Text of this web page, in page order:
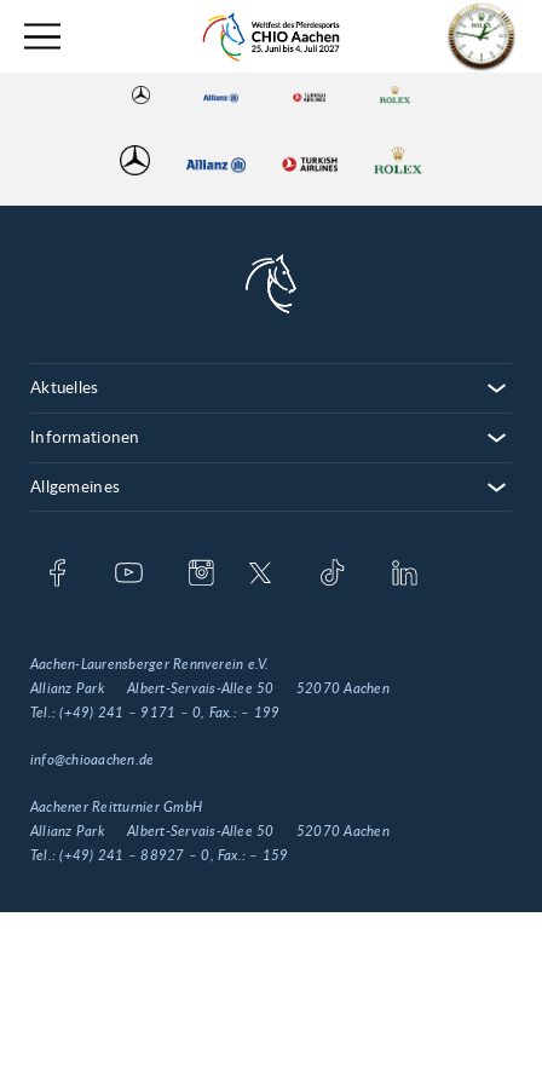
Aktuelles
Informationen
Allgemeines
Aachen-Laurensberger Rennverein e.V.
Allianz Park
Albert-Servais-Allee 50
52070 Aachen
Tel.:(+49) 241 – 9171 – 0 , Fax.: – 199
info@chioaachen.de
Aachener Reitturnier GmbH
Allianz Park
Albert-Servais-Allee 50
52070 Aachen
Tel.:(+49) 241 – 88927 – 0 , Fax.: – 159